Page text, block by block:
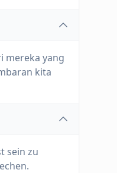
mereka yang
kita
sein zu